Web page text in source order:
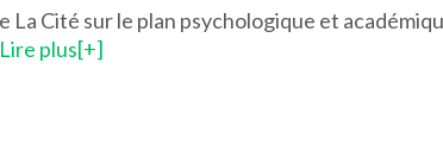
La Cité sur le plan psychologique et
Lire plus[+]